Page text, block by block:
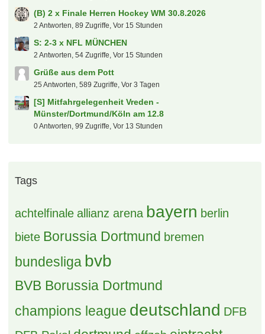
Heiße Themen
[S] 1 DZ Dortmund SuperCup 2026
0 Antworten, 56 Zugriffe, Vor einer Stunde
(B) 2x Broilers Heute Loreley Sonderpreis
23 Antworten, 461 Zugriffe, Vor einem Tag
5 Antworten, 91 Zugriffe, Vor 17 Stunden
1 Antwort, 238 Zugriffe, Vor 20 Stunden
(B) 2 x Finale Herren Hockey WM 30.8.2026
2 Antworten, 89 Zugriffe, Vor 15 Stunden
S: 2-3 x NFL MÜNCHEN
Grüße aus dem Pott
25 Antworten, 589 Zugriffe, Vor 3 Tagen